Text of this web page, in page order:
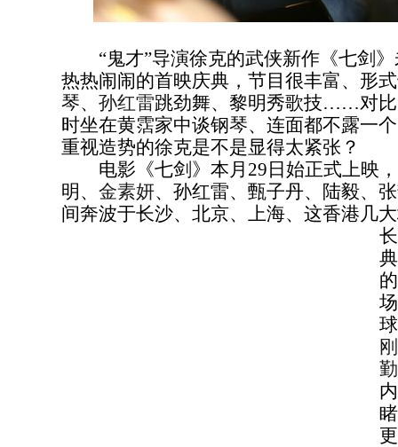
“鬼才”导演徐克的武侠新作《七剑》
热热闹闹的首映庆典，节目很丰富、形
琴、 孙红雷跳劲舞、黎明秀歌技……对比
时坐在黄霑家中谈钢琴、连面都不露一
重视造势的徐克是不是显得太紧张？
电影《七剑》本月29日始正式上映，
明、 金素妍、孙红雷、甄子丹、陆毅、
间奔波于长沙、北京、上海、这香港几
刚